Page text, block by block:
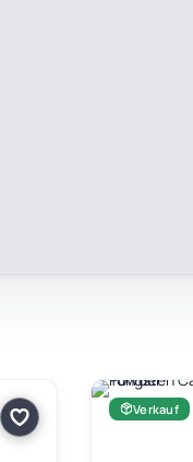
Verkauf